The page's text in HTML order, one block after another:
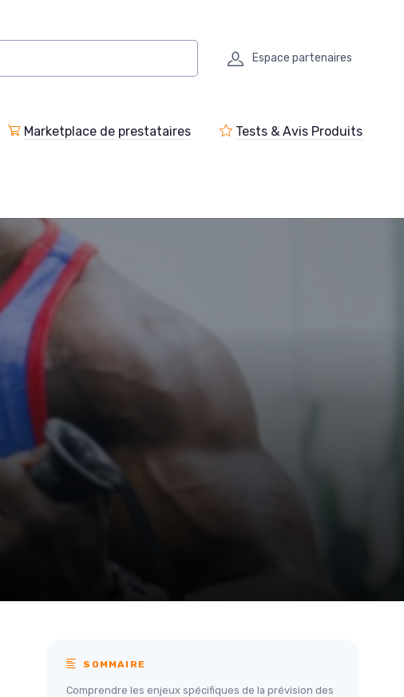
Espace partenaires
Marketplace de prestataires Tests & Avis Produits
SOMMAIRE
Comprendre les enjeux spécifiques de la prévision des